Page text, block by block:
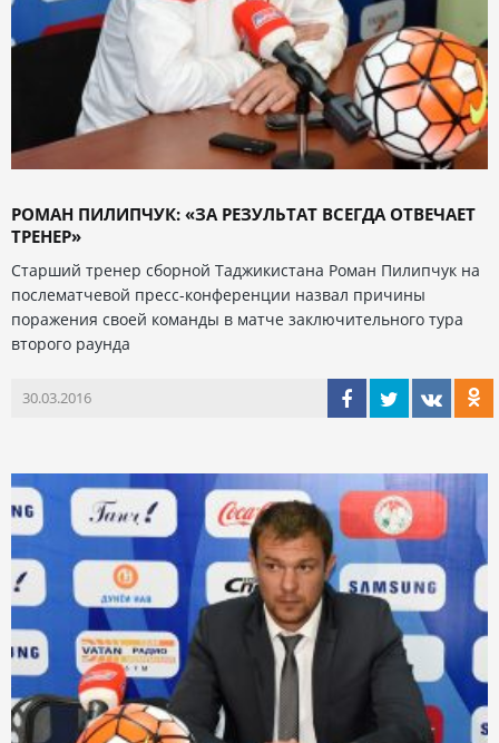
РОМАН ПИЛИПЧУК: «ЗА РЕЗУЛЬТАТ ВСЕГДА ОТВЕЧАЕТ
ТРЕНЕР»
Старший тренер сборной Таджикистана Роман Пилипчук на
послематчевой пресс-конференции назвал причины
поражения своей команды в матче заключительного тура
второго раунда
30.03.2016